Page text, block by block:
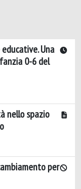
Una
0-6 del
nello spazio
per